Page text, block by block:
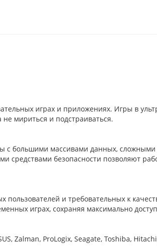
играх и приложениях. Игры в
мириться и подстраиваться.
с большими массивами данных,
безопасности позволяют
и требовательных к
играх, сохраняя максимально
Zalman, ProLogix, Seagate, Toshiba,